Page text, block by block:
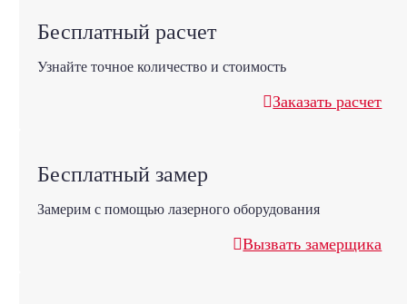
Бесплатный расчет
Узнайте точное количество и стоимость
Заказать расчет
Бесплатный замер
Замерим с помощью лазерного оборудования
Вызвать замерщика